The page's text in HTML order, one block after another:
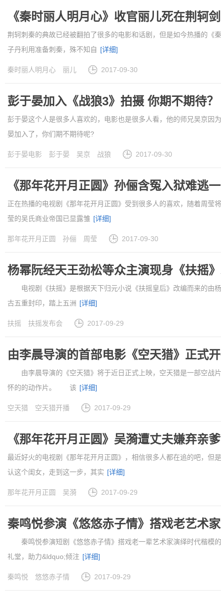
《秦时丽人明月心》收官丽儿死在荆轲
荆轲刺秦的典故已经被翻拍了很多的电影和话剧，但是如今热播的《
子丹利用准备刺秦，殊不知自 [详细]
秦时丽人明月心 丽儿 2017-09-30
彭于晏加入《战狼3》拍摄 你期不期待？
彭于晏这个人是很多人喜欢的，电影也是很多人看，他的师兄吴京因
晏加入了，你们期不期待呢?
彭于晏电影 彭于晏 吴京 战狼 2017-09-30
《那年花开月正圆》孙俪含冤入狱难逃
正在热播的电视剧《那年花开月正圆》受到很多人的喜欢，随着周莹
莹的吴氏商业帝国已显露雏 [详细]
那年花开月正圆 孙俪 周莹 2017-09-30
杨幂阮经天王劲松等众主演现身《扶摇
电视剧《扶摇》是根据天下归元小说《扶摇皇后》改编而来的由
古五重封印，踏上五洲 [详细]
扶摇 扶摇发布会 2017-09-29
由李晨导演的首部电影《空天猎》正式
由李晨导演的《空天猎》将于近日正式上映，空天猎是一部空战
怀的的动作片。 该 [详细]
空天猎 空天猎开播 2017-09-29
《那年花开月正圆》吴漪遭丈夫嫌弃亲
最近好火的电视剧《那年花开月正圆》，相信很多人都在追的吧，但
认这个闺女，走到这一步，其实 [详细]
那年花开月正圆 吴漪 2017-09-29
秦鸣悦参演《悠悠赤子情》搭戏老艺术家
秦鸣悦参演短剧《悠悠赤子情》搭戏老一辈艺术家演绎时代楷
礼堂，助力&ldquo;倾注 [详细]
秦鸣悦 悠悠赤子情 2017-09-29